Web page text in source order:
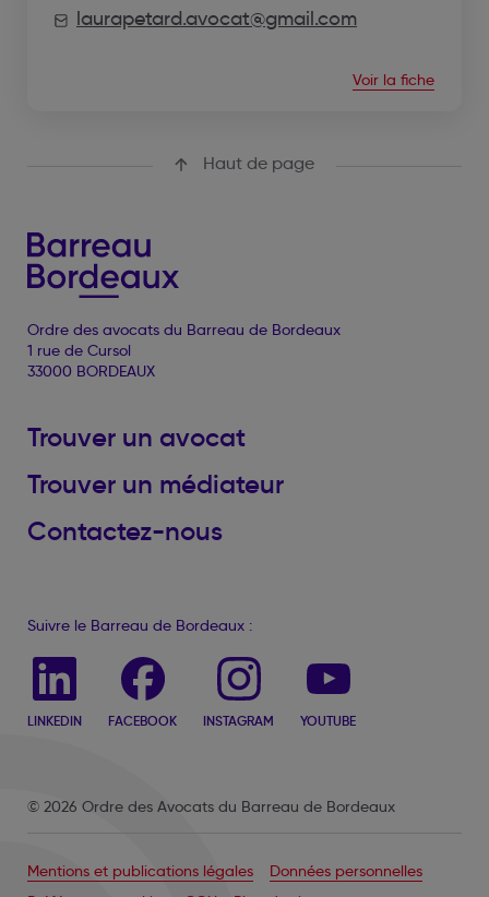
laurapetard.avocat@gmail.com
Voir la fiche
Haut de page
Ordre des avocats du Barreau de Bordeaux
1 rue de Cursol
33000 BORDEAUX
Trouver un avocat
Trouver un médiateur
Contactez-nous
Suivre le Barreau de Bordeaux :
LINKEDIN FACEBOOK INSTAGRAM YOUTUBE
© 2026 Ordre des Avocats du Barreau de Bordeaux
Mentions et publications légales
Données personnelles